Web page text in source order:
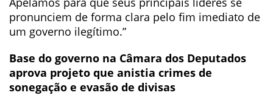
pronunciem de forma clara pelo fim imediato de
um governo ilegítimo.”
Base do governo na Câmara dos Deputados
aprova projeto que anistia crimes de
sonegação e evasão de divisas